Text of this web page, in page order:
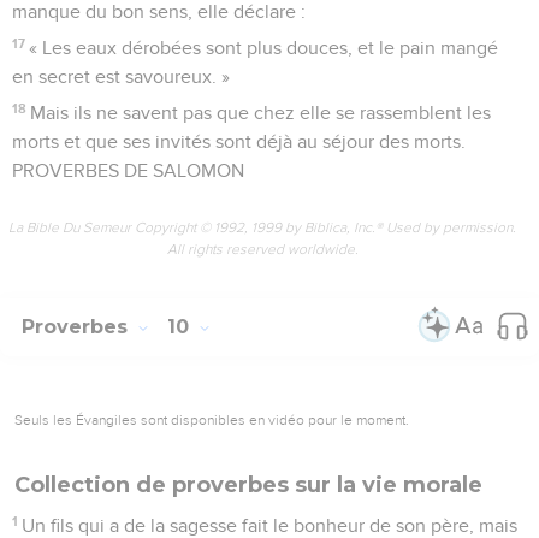
manque du bon sens, elle déclare :
17 « Les eaux dérobées sont plus douces, et le pain mangé
en secret est savoureux. »
18 Mais ils ne savent pas que chez elle se rassemblent les
morts et que ses invités sont déjà au séjour des morts.
PROVERBES DE SALOMON
La Bible Du Semeur Copyright © 1992, 1999 by Biblica, Inc.® Used by permission.
All rights reserved worldwide.
Proverbes 10
Seuls les Évangiles sont disponibles en vidéo pour le moment.
Collection de proverbes sur la vie morale
1 Un fils qui a de la sagesse fait le bonheur de son père, mais